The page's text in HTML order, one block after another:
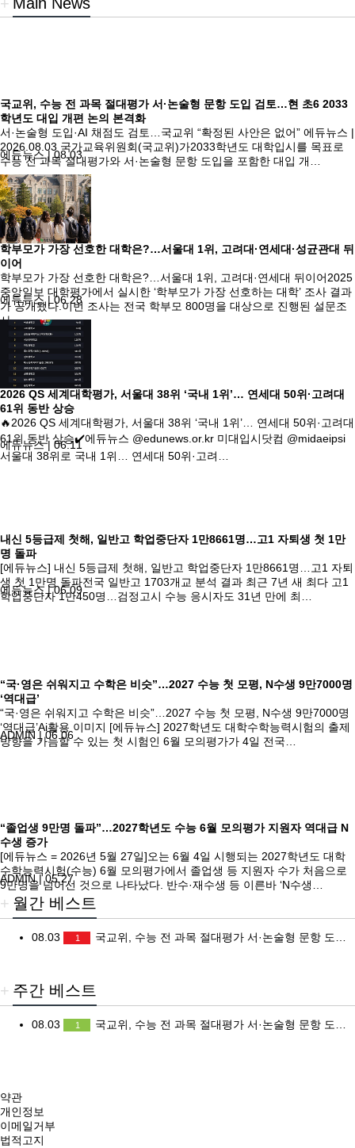
+ Main News
국교위, 수능 전 과목 절대평가 서·논술형 문항 도입 검토…현 초6 2033
학년도 대입 개편 논의 본격화
서·논술형 도입·AI 채점도 검토…국교위 “확정된 사안은 없어” 에듀뉴스 |
2026.08.03 국가교육위원회(국교위)가2033학년도 대학입시를 목표로
수능 전 과목 절대평가와 서·논술형 문항 도입을 포함한 대입 개…
에듀뉴스| 08.03
학부모가 가장 선호한 대학은?…서울대 1위, 고려대·연세대·성균관대 뒤
이어
학부모가 가장 선호한 대학은?…서울대 1위, 고려대·연세대 뒤이어2025
중앙일보 대학평가에서 실시한 ‘학부모가 가장 선호하는 대학’ 조사 결과
가 공개됐다.이번 조사는 전국 학부모 800명을 대상으로 진행된 설문조
사…
에듀뉴스| 06.28
2026 QS 세계대학평가, 서울대 38위 ‘국내 1위’… 연세대 50위·고려대
61위 동반 상승
🔥2026 QS 세계대학평가, 서울대 38위 ‘국내 1위’… 연세대 50위·고려대
61위 동반 상승✔️에듀뉴스 @edunews.or.kr 미대입시닷컴 @midaeipsi
서울대 38위로 국내 1위… 연세대 50위·고려…
에듀뉴스| 06.11
내신 5등급제 첫해, 일반고 학업중단자 1만8661명…고1 자퇴생 첫 1만
명 돌파
[에듀뉴스] 내신 5등급제 첫해, 일반고 학업중단자 1만8661명…고1 자퇴
생 첫 1만명 돌파전국 일반고 1703개교 분석 결과 최근 7년 새 최다 고1
학업중단자 1만450명…검정고시 수능 응시자도 31년 만에 최…
에듀뉴스| 06.09
“국·영은 쉬워지고 수학은 비슷”…2027 수능 첫 모평, N수생 9만7000명
‘역대급’
“국·영은 쉬워지고 수학은 비슷”…2027 수능 첫 모평, N수생 9만7000명
‘역대급’Ai활용 이미지 [에듀뉴스] 2027학년도 대학수학능력시험의 출제
방향을 가늠할 수 있는 첫 시험인 6월 모의평가가 4일 전국…
ADMIN| 06.06
“졸업생 9만명 돌파”…2027학년도 수능 6월 모의평가 지원자 역대급 N
수생 증가
[에듀뉴스 = 2026년 5월 27일]오는 6월 4일 시행되는 2027학년도 대학
수학능력시험(수능) 6월 모의평가에서 졸업생 등 지원자 수가 처음으로
9만명을 넘어선 것으로 나타났다. 반수·재수생 등 이른바 ‘N수생…
ADMIN| 05.27
+ 월간 베스트
08.03 1 국교위, 수능 전 과목 절대평가 서·논술형 문항 도입 검토…현 초6 2033학년도 대입 개편 논의 본격화
+ 주간 베스트
08.03 1 국교위, 수능 전 과목 절대평가 서·논술형 문항 도입 검토…현 초6 2033학년도 대입 개편 논의 본격화
약관
개인정보
이메일거부
법적고지